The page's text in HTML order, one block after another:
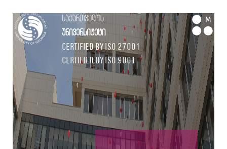
საქართველოს
უნივერსიტეტი
Certified by ISO 27001
Certified by ISO 9001
M